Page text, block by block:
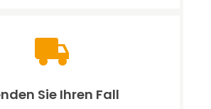
Sie Ihren Fall